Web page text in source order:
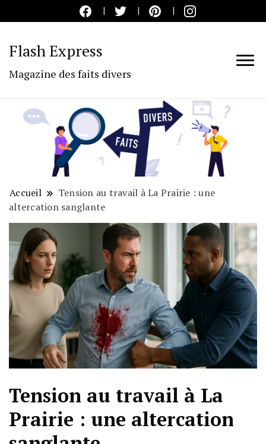
Flash Express
Magazine des faits divers
Accueil
Tension au travail à La Prairie : une
altercation sanglante
Tension au travail à La
Prairie : une altercation